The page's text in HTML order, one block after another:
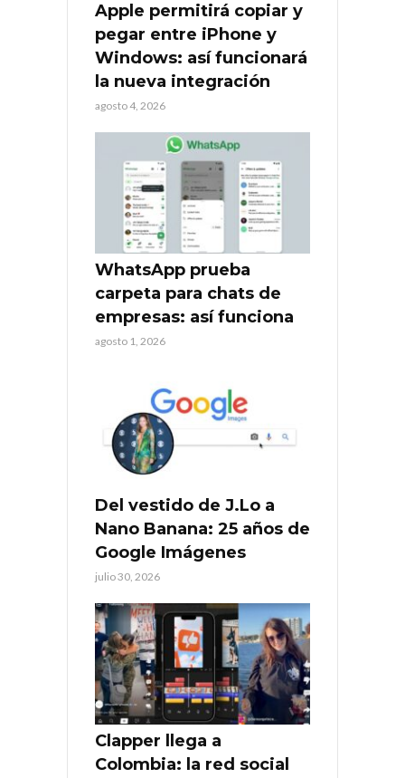
Apple permitirá copiar y
pegar entre iPhone y
Windows: así funcionará
la nueva integración
agosto 4, 2026
WhatsApp prueba
carpeta para chats de
empresas: así funciona
agosto 1, 2026
Del vestido de J.Lo a
Nano Banana: 25 años de
Google Imágenes
julio 30, 2026
Clapper llega a
Colombia: la red social